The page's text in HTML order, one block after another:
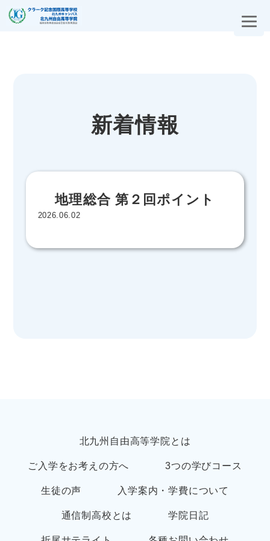
新着情報
地理総合 第２回ポイント
2026.06.02
北九州自由高等学院とは
ご入学をお考えの方へ 3つの学びコース
生徒の声 入学案内・学費について
通信制高校とは 学院日記